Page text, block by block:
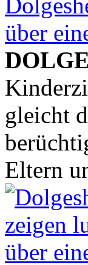
über
gleicht
Eltern